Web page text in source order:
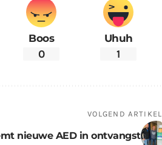
Boos
0
Uhuh
1
VOLGEND ARTIKEL
nieuwe AED in ontvangst